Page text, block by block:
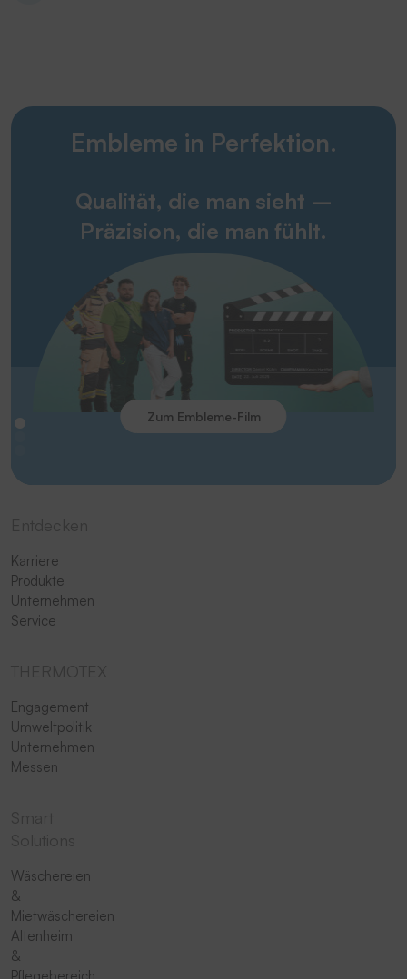
Embleme in Perfektion.
Qualität, die man sieht –
Präzision, die man fühlt.
Zum Embleme-Film
Karriere
Produkte
Unternehmen
Service
Engagement
Umweltpolitik
Unternehmen
Messen
Wäschereien
&
Mietwäschereien
Altenheim
&
Pflegebereich